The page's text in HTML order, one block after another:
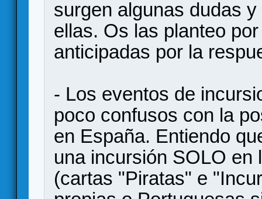
surgen algunas dudas
ellas. Os las planteo
anticipadas por la
- Los eventos de
poco confusos con la
en España. Entiendo
una incursión SOLO en
(cartas "Piratas" e